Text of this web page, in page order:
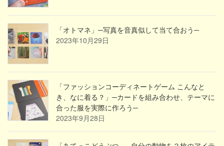
「オトマネ」─写真を音真似して当て合おう─
2023年10月29日
「ファッションコーディネートゲーム こんなと
き、なに着る？」─カードを組み合わせ、テーマに
合った服を実際に作ろう─
2023年9月28日